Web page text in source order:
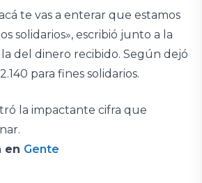
te vas a enterar que estamos
solidarios», escribió junto a la
del dinero recibido. Según dejó
para fines solidarios.
la impactante cifra que
en Gente